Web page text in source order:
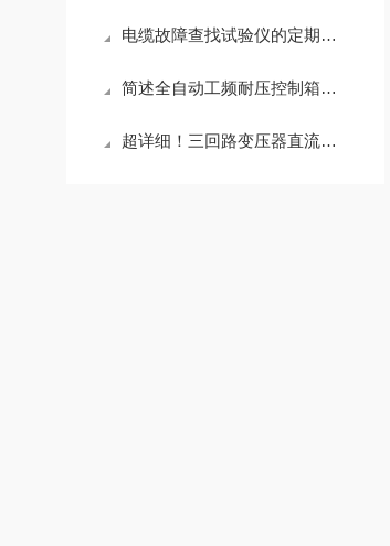
电缆故障查找试验仪的定期维护保养方法详细介绍
简述全自动工频耐压控制箱的常见故障相应解决方法
超详细！三回路变压器直流电阻测试仪正确使用方法大公开